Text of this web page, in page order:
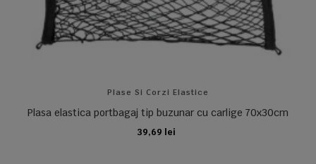
Plase Si Corzi Elastice
Plasa elastica portbagaj tip buzunar cu carlige 70x30cm
39,69 lei
ADAUGA IN COS